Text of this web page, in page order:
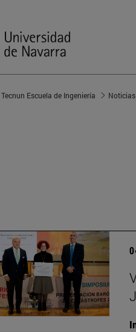
Tecnun Escuela de Ingeniería Noticias